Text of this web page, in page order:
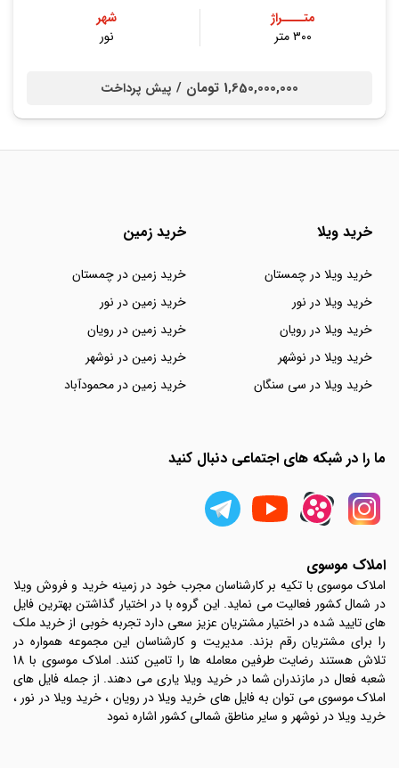
متــــراژ
۳۰۰ متر
شهر
نور
1,650,000,000 تومان / پیش پرداخت
خرید ویلا
خرید ویلا در چمستان
خرید ویلا در نور
خرید ویلا در رویان
خرید ویلا در نوشهر
خرید ویلا در سی سنگان
خرید زمین
خرید زمین در چمستان
خرید زمین در نور
خرید زمین در رویان
خرید زمین در نوشهر
خرید زمین در محمودآباد
ما را در شبکه های اجتماعی دنبال کنید
املاک موسوی
املاک موسوی با تکیه بر کارشناسان مجرب خود در زمینه خرید و فروش ویلا
در شمال کشور فعالیت می نماید. این گروه با در اختیار گذاشتن بهترین فایل
های تایید شده در اختیار مشتریان عزیز سعی دارد تجربه خوبی از خرید ملک
را برای مشتریان رقم بزند. مدیریت و کارشناسان این مجموعه همواره در
تلاش هستند رضایت طرفین معامله ها را تامین کنند. املاک موسوی با 18
شعبه فعال در مازندران شما در خرید ویلا یاری می دهند. از جمله فایل های
املاک موسوی می توان به فایل های خرید ویلا در رویان ، خرید ویلا در نور ،
خرید ویلا در نوشهر و سایر مناطق شمالی کشور اشاره نمود